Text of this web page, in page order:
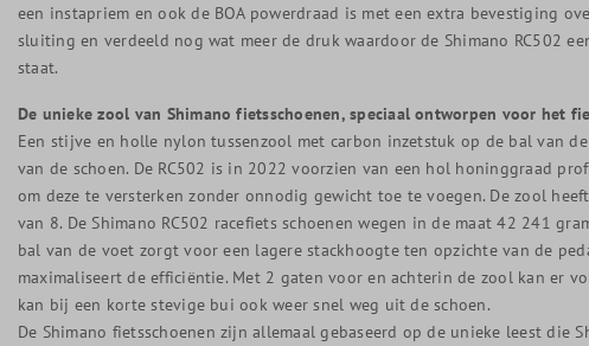
een instapriem en ook de BOA powerdraad is met een extra bevestiging
sluiting en verdeeld nog wat meer de druk waardoor de Shimano RC502
staat.
De unieke zool van Shimano fietsschoenen, speciaal ontworpen voor het
Een stijve en holle nylon tussenzool met carbon inzetstuk op de bal van
van de schoen. De RC502 is in 2022 voorzien van een hol honinggraad
om deze te versterken zonder onnodig gewicht toe te voegen. De zool
van 8. De Shimano RC502 racefiets schoenen wegen in de maat 42 241
bal van de voet zorgt voor een lagere stackhoogte ten opzichte van de
maximaliseert de efficiëntie. Met 2 gaten voor en achterin de zool kan er
kan bij een korte stevige bui ook weer snel weg uit de schoen.
De Shimano fietsschoenen zijn allemaal gebaseerd op de unieke leest die